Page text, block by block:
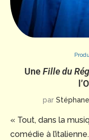
UneFille du
par
« Tout, dans la
comédie à